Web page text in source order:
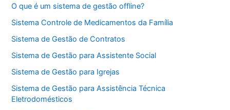
O que é um sistema de gestão offline?
Sistema Controle de Medicamentos da Família
Sistema de Gestão de Contratos
Sistema de Gestão para Assistente Social
Sistema de Gestão para Igrejas
Sistema de Gestão para Assistência Técnica
Eletrodomésticos